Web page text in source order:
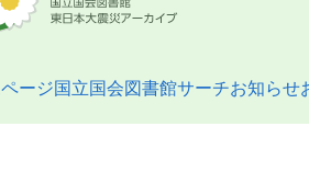
ージ国立国会図書館サーチお知らせ